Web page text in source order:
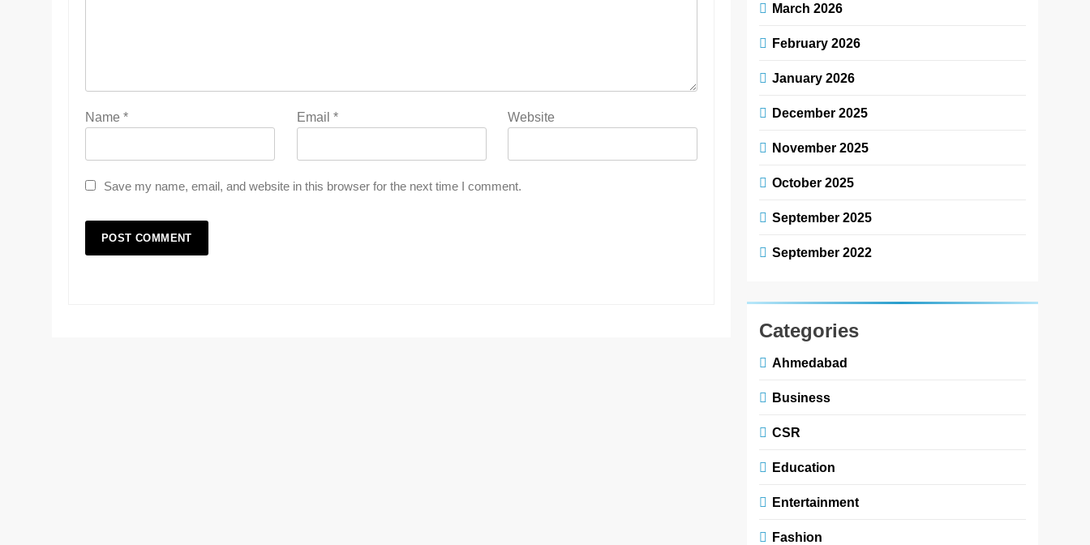
Name * Email * Website
Save my name, email, and website in this browser for the next time I comment.
March 2026
February 2026
January 2026
December 2025
November 2025
October 2025
September 2025
September 2022
Categories
Ahmedabad
Business
CSR
Education
Entertainment
Fashion